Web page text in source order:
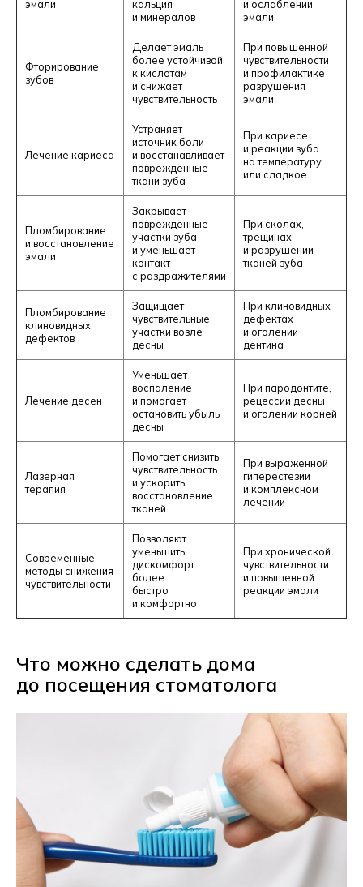
эмали
кальция
и минералов
и ослаблении
эмали
Фторирование
зубов
Делает эмаль
более устойчивой
к кислотам
и снижает
чувствительность
При повышенной
чувствительности
и профилактике
разрушения
эмали
Лечение кариеса
Устраняет
источник боли
и восстанавливает
поврежденные
ткани зуба
При кариесе
и реакции зуба
на температуру
или сладкое
Пломбирование
и восстановление
эмали
Закрывает
поврежденные
участки зуба
и уменьшает
контакт
с раздражителями
При сколах,
трещинах
и разрушении
тканей зуба
Пломбирование
клиновидных
дефектов
Защищает
чувствительные
участки возле
десны
При клиновидных
дефектах
и оголении
дентина
Лечение десен
Уменьшает
воспаление
и помогает
остановить убыль
десны
При пародонтите,
рецессии десны
и оголении корней
Лазерная
терапия
Помогает снизить
чувствительность
и ускорить
восстановление
тканей
При выраженной
гиперестезии
и комплексном
лечении
Современные
методы снижения
чувствительности
Позволяют
уменьшить
дискомфорт
более
быстро
и комфортно
При хронической
чувствительности
и повышенной
реакции эмали
Что можно сделать дома
до посещения стоматолога